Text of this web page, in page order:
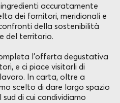
accuratamente
dei fornitori, meridionali e
della sostenibilità
del territorio.
l'offerta degustativa
e ci piace visitarli di
In carta, oltre a
scelto di dare largo spazio
di cui condividiamo